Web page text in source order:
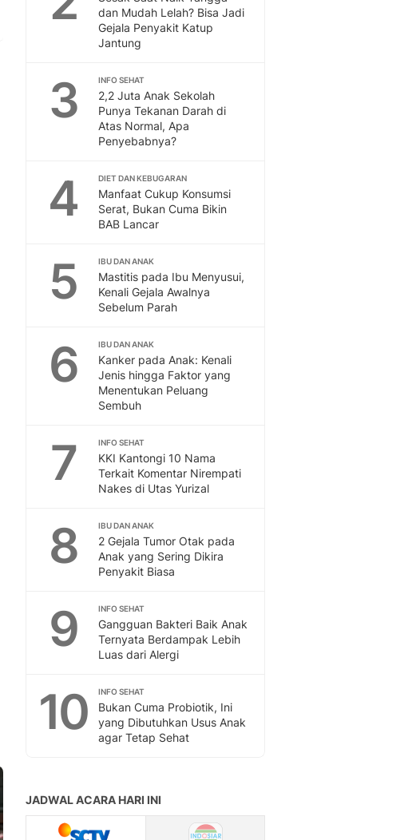
dan Mudah Lelah? Bisa Jadi
Gejala Penyakit Katup
Jantung
3 INFO SEHAT
2,2 Juta Anak Sekolah
Punya Tekanan Darah di
Atas Normal, Apa
Penyebabnya?
4 DIET DAN KEBUGARAN
Manfaat Cukup Konsumsi
Serat, Bukan Cuma Bikin
BAB Lancar
5 IBU DAN ANAK
Mastitis pada Ibu Menyusui,
Kenali Gejala Awalnya
Sebelum Parah
6 IBU DAN ANAK
Kanker pada Anak: Kenali
Jenis hingga Faktor yang
Menentukan Peluang
Sembuh
7 INFO SEHAT
KKI Kantongi 10 Nama
Terkait Komentar Nirempati
Nakes di Utas Yurizal
8 IBU DAN ANAK
2 Gejala Tumor Otak pada
Anak yang Sering Dikira
Penyakit Biasa
9 INFO SEHAT
Gangguan Bakteri Baik Anak
Ternyata Berdampak Lebih
Luas dari Alergi
10 INFO SEHAT
Bukan Cuma Probiotik, Ini
yang Dibutuhkan Usus Anak
agar Tetap Sehat